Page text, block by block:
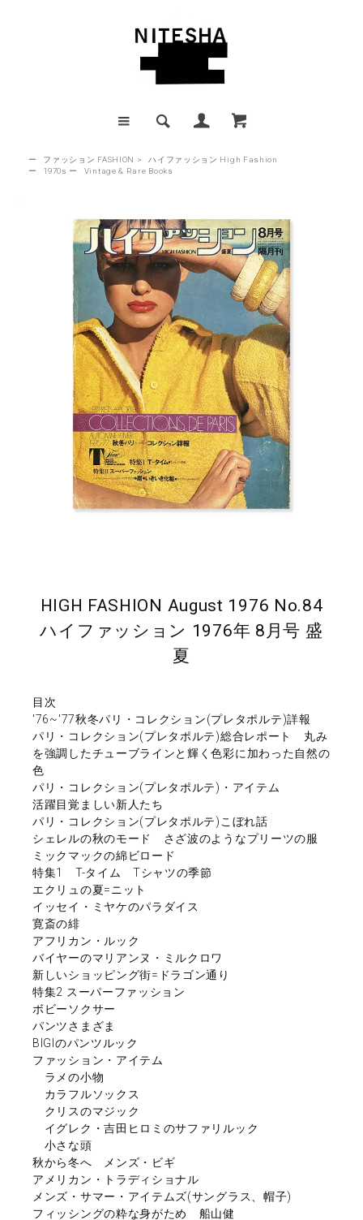
ー ファッション FASHION >
ハイファッション High Fashion
ー
1970s ー Vintage & Rare Books
HIGH FASHION August 1976 No.84
ハイファッション 1976年 8月号 盛
夏
目次
'76~'77秋冬パリ・コレクション(プレタポルテ)詳報
パリ・コレクション(プレタポルテ)総合レポート 丸み
を強調したチューブラインと輝く色彩に加わった自然の
色
パリ・コレクション(プレタポルテ)・アイテム
活躍目覚ましい新人たち
パリ・コレクション(プレタポルテ)こぼれ話
シェレルの秋のモード さざ波のようなプリーツの服
ミックマックの綿ビロード
特集1 T-タイム Tシャツの季節
エクリュの夏=ニット
イッセイ・ミヤケのパラダイス
寛斎の緋
アフリカン・ルック
バイヤーのマリアンヌ・ミルクロワ
新しいショッピング街=ドラゴン通り
特集2 スーパーファッション
ボビーソクサー
パンツさまざま
BIGIのパンツルック
ファッション・アイテム
ラメの小物
カラフルソックス
クリスのマジック
イグレク・吉田ヒロミのサファリルック
小さな頭
秋から冬へ メンズ・ビギ
アメリカン・トラディショナル
メンズ・サマー・アイテムズ(サングラス、帽子)
フィッシングの粋な身がため 船山健